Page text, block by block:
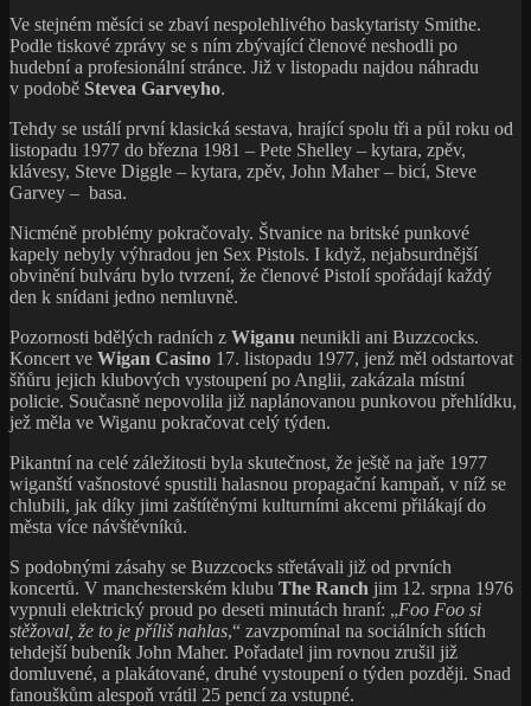
Ve stejném měsíci se zbaví nespolehlivého baskytaristy Smithe.
Podle tiskové zprávy se s ním zbývající členové neshodli po
hudební a profesionální stránce. Již v listopadu najdou náhradu
v podobě Stevea Garveyho.
Tehdy se ustálí první klasická sestava, hrající spolu tři a půl roku od
listopadu 1977 do března 1981 – Pete Shelley – kytara, zpěv,
klávesy, Steve Diggle – kytara, zpěv, John Maher – bicí, Steve
Garvey – basa.
Nicméně problémy pokračovaly. Štvanice na britské punkové
kapely nebyly výhradou jen Sex Pistols. I když, nejabsurdnější
obvinění bulváru bylo tvrzení, že členové Pistolí spořádají každý
den k snídani jedno nemluvně.
Pozornosti bdělých radních z Wiganu neunikli ani Buzzcocks.
Koncert ve Wigan Casino 17. listopadu 1977, jenž měl odstartovat
šňůru jejich klubových vystoupení po Anglii, zakázala místní
policie. Současně nepovolila již naplánovanou punkovou přehlídku,
jež měla ve Wiganu pokračovat celý týden.
Pikantní na celé záležitosti byla skutečnost, že ještě na jaře 1977
wiganští vašnostové spustili halasnou propagační kampaň, v níž se
chlubili, jak díky jimi zaštítěnými kulturními akcemi přilákají do
města více návštěvníků.
S podobnými zásahy se Buzzcocks střetávali již od prvních
koncertů. V manchesterském klubu The Ranch jim 12. srpna 1976
vypnuli elektrický proud po deseti minutách hraní: „Foo Foo si
stěžoval, že to je příliš nahlas,“ zavzpomínal na sociálních sítích
tehdejší bubeník John Maher. Pořadatel jim rovnou zrušil již
domluvené, a plakátované, druhé vystoupení o týden později. Snad
fanouškům alespoň vrátil 25 pencí za vstupné.